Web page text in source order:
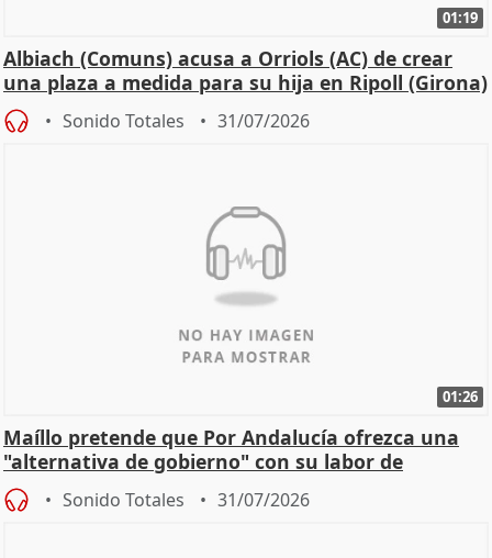
01:19
Albiach (Comuns) acusa a Orriols (AC) de crear
una plaza a medida para su hija en Ripoll (Girona)
Sonido Totales 31/07/2026
01:26
Maíllo pretende que Por Andalucía ofrezca una
"alternativa de gobierno" con su labor de
oposición
Sonido Totales 31/07/2026